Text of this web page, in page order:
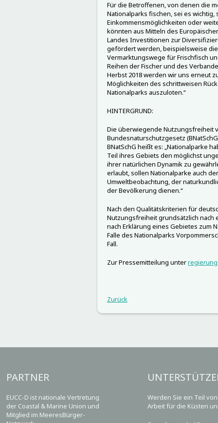
Für die Betroffenen, von denen die
Nationalparks fischen, sei es
Einkommensmöglichkeiten oder
könnten aus Mitteln des
Landes Investitionen zur
gefördert werden, beispielsweise
Vermarktungswege für Frischfisch
Reihen der Fischer und des
Herbst 2018 werden wir uns erneut
Möglichkeiten des schrittweisen
Nationalparks auszuloten.“
HINTERGRUND:
Die überwiegende Nutzungsfreiheit
Bundesnaturschutzgesetz
BNatSchG heißt es: „Nationalparke
Teil ihres Gebiets den möglichst
ihrer natürlichen Dynamik zu
erlaubt, sollen Nationalparke auch
Umweltbeobachtung, der
der Bevölkerung dienen.“
Nach den Qualitätskriterien für
Nutzungsfreiheit grundsätzlich nach
nach Erklärung eines Gebietes zum
Falle des Nationalparks
Fall.
Zur Pressemitteilung unter
Zurück
PARTNER
EUCC-D ist nationale Vertretung
der Coastal & Marine Union und
Mitglied im MeeresBürger-
Werden Sie ein Teil
Arbeit für die Küsten